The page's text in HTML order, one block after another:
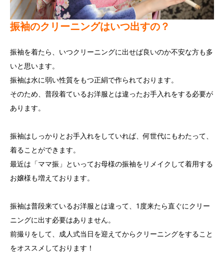
振袖のクリーニングはいつ出すの？
振袖を着たら、いつクリーニングに出せば良いのか不安な方も多
いと思います。
振袖は水に弱い性質をもつ正絹で作られております。
そのため、普段着ているお洋服とは違ったお手入れをする必要が
あります。
振袖はしっかりとお手入れをしていれば、何世代にもわたって、
着ることができます。
最近は「ママ振」といってお母様の振袖をリメイクして着用する
お嬢様も増えております。
振袖は普段来ているお洋服とは違って、1度来たら直ぐにクリー
ニングに出す必要はありません。
前撮りをして、成人式当日を迎えてからクリーニングをすること
をオススメしております！